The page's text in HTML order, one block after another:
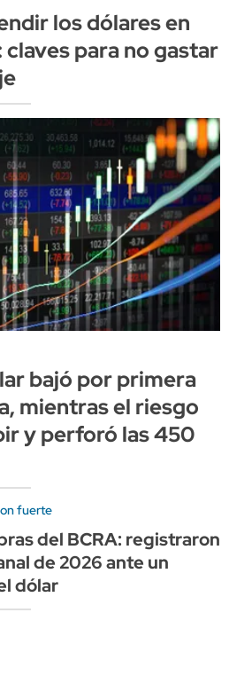
los dólares en
para no gastar
bajó por primera
mientras el riesgo
y perforó las 450
fuerte
del BCRA: registraron
de 2026 ante un
dólar